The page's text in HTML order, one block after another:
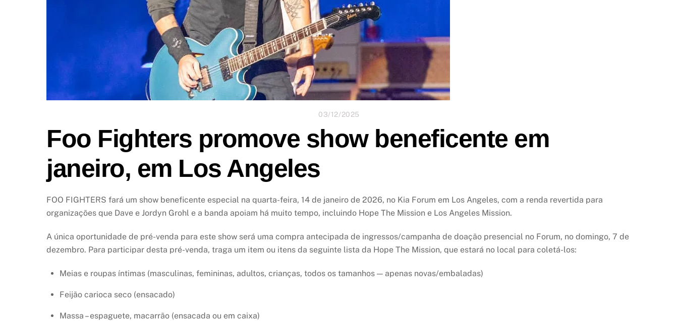
03/12/2025
Foo Fighters promove show beneficente em
janeiro, em Los Angeles
FOO FIGHTERS fará um show beneficente especial na quarta-feira, 14 de janeiro de 2026, no Kia Forum em Los Angeles, com a renda revertida para
organizações que Dave e Jordyn Grohl e a banda apoiam há muito tempo, incluindo Hope The Mission e Los Angeles Mission.
A única oportunidade de pré-venda para este show será uma compra antecipada de ingressos/campanha de doação presencial no Forum, no domingo, 7 de
dezembro. Para participar desta pré-venda, traga um item ou itens da seguinte lista da Hope The Mission, que estará no local para coletá-los:
Meias e roupas íntimas (masculinas, femininas, adultos, crianças, todos os tamanhos — apenas novas/embaladas)
Feijão carioca seco (ensacado)
Massa – espaguete, macarrão (ensacada ou em caixa)